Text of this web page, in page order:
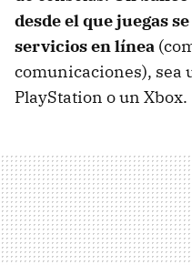
desde el que juegas
servicios en línea
comunicaciones), sea
PlayStation o un Xbox.